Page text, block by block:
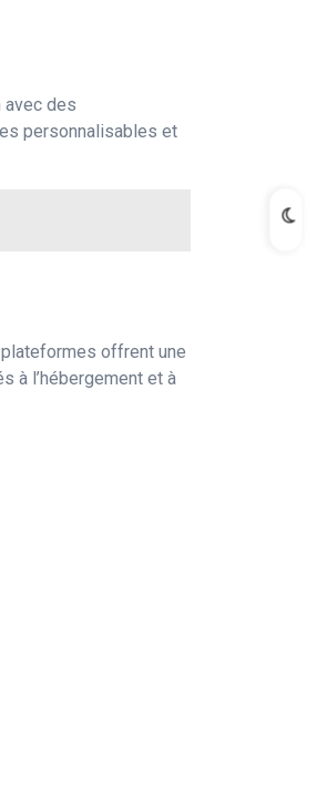
des
personnalisables et
offrent une
à l’hébergement et à